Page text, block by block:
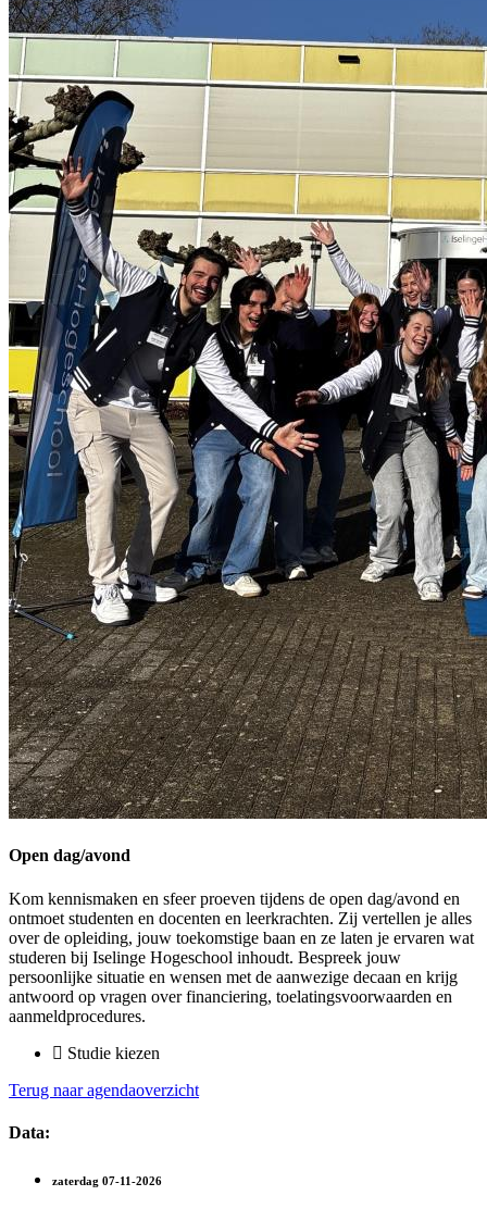
Open dag/avond
Kom kennismaken en sfeer proeven tijdens de open dag/avond en
ontmoet studenten en docenten en leerkrachten. Zij vertellen je alles
over de opleiding, jouw toekomstige baan en ze laten je ervaren wat
studeren bij Iselinge Hogeschool inhoudt. Bespreek jouw
persoonlijke situatie en wensen met de aanwezige decaan en krijg
antwoord op vragen over financiering, toelatingsvoorwaarden en
aanmeldprocedures.
Studie kiezen
Terug naar agendaoverzicht
Data:
zaterdag 07-11-2026